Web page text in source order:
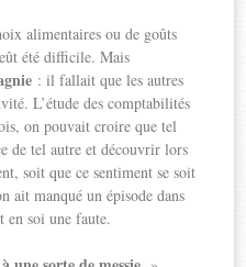
alimentaires ou de goûts
été difficile. Mais
: il fallait que les autres
L’étude des comptabilités
on pouvait croire que tel
de tel autre et découvrir lors
soit que ce sentiment se soit
ait manqué un épisode dans
en soi une faute.